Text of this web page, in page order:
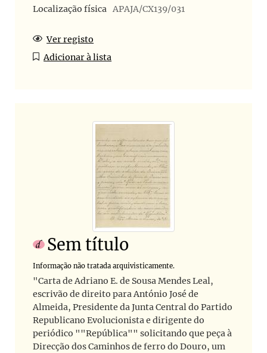
Localização física APAJA/CX139/031
Ver registo
Adicionar à lista
Sem título
Informação não tratada arquivisticamente.
"Carta de Adriano E. de Sousa Mendes Leal,
escrivão de direito para António José de
Almeida, Presidente da Junta Central do Partido
Republicano Evolucionista e dirigente do
periódico ""República"" solicitando que peça à
Direcção dos Caminhos de ferro do Douro, um